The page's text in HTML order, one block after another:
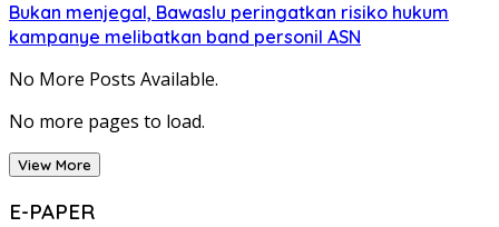
Bukan menjegal, Bawaslu peringatkan risiko hukum
kampanye melibatkan band personil ASN
No More Posts Available.
No more pages to load.
View More
E-PAPER